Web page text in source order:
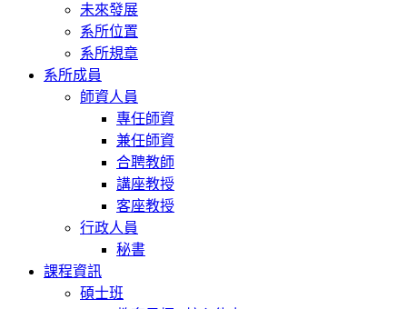
未來發展
系所位置
系所規章
系所成員
師資人員
專任師資
兼任師資
合聘教師
講座教授
客座教授
行政人員
秘書
課程資訊
碩士班